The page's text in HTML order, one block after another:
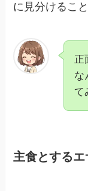
に見分けるこ
正
な
て
主食とするエ